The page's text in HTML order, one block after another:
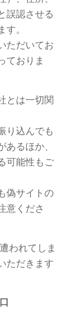
誤認させる
す。
ただいてお
ておりま
とは一切関
り込んでも
るほか、
可能性もご
偽サイトの
意くださ
われてしま
ただきます